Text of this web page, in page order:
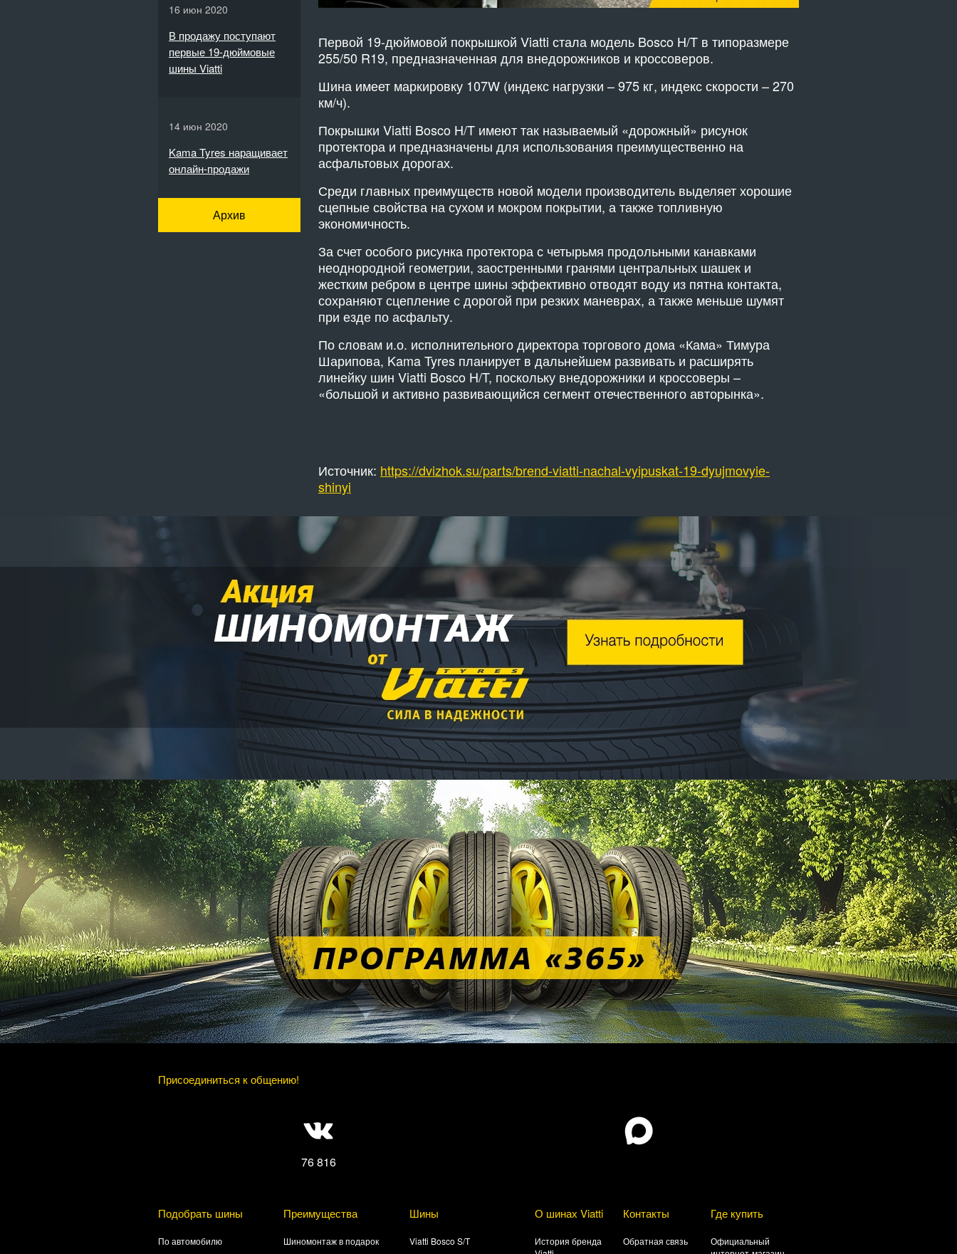
16 июн 2020
В продажу поступают
первые 19-дюймовые
шины Viatti
14 июн 2020
Kama Tyres наращивает
онлайн-продажи
Архив
Первой 19-дюймовой покрышкой Viatti стала модель Bosco H/T в типоразмере
255/50 R19, предназначенная для внедорожников и кроссоверов.
Шина имеет маркировку 107W (индекс нагрузки – 975 кг, индекс скорости – 270
км/ч).
Покрышки Viatti Bosco H/T имеют так называемый «дорожный» рисунок
протектора и предназначены для использования преимущественно на
асфальтовых дорогах.
Среди главных преимуществ новой модели производитель выделяет хорошие
сцепные свойства на сухом и мокром покрытии, а также топливную
экономичность.
За счет особого рисунка протектора с четырьмя продольными канавками
неоднородной геометрии, заостренными гранями центральных шашек и
жестким ребром в центре шины эффективно отводят воду из пятна контакта,
сохраняют сцепление с дорогой при резких маневрах, а также меньше шумят
при езде по асфальту.
По словам и.о. исполнительного директора торгового дома «Кама» Тимура
Шарипова, Kama Tyres планирует в дальнейшем развивать и расширять
линейку шин Viatti Bosco H/T, поскольку внедорожники и кроссоверы –
«большой и активно развивающийся сегмент отечественного авторынка».
Источник: https://dvizhok.su/parts/brend-viatti-nachal-vyipuskat-19-dyujmovyie-
shinyi
Присоединиться к общению!
76 816
Подобрать шины
По автомобилю
Преимущества
Шиномонтаж в подарок
Шины
Viatti Bosco S/T
О шинах Viatti
История бренда
Контакты
Обратная связь
Где купить
Официальный